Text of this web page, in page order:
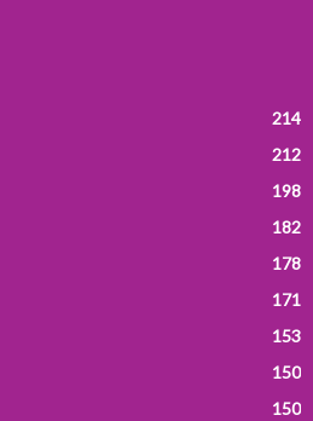
214
212
198
182
178
171
153
150
150